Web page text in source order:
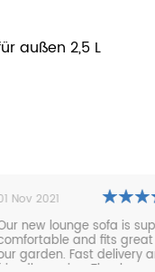
außen 2,5 L
lounge sofa is super
and fits great in
Fast delivery and